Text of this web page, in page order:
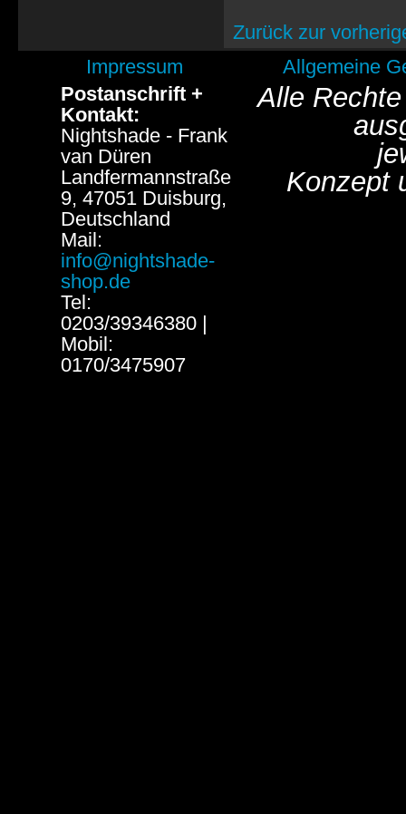
Zurück zur
Impressum
Allgemeine
Postanschrift +
Kontakt:
Nightshade - Frank
van Düren
Landfermannstraße
9, 47051 Duisburg,
Deutschland
Mail:
info@nightshade-
shop.de
Tel:
0203/39346380 |
Mobil:
0170/3475907
Alle
Konzept